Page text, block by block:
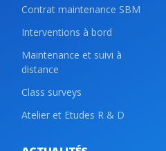
Contrat maintenance SBM
Interventions à bord
Maintenance et suivi à
distance
Class surveys
Atelier et Etudes R & D